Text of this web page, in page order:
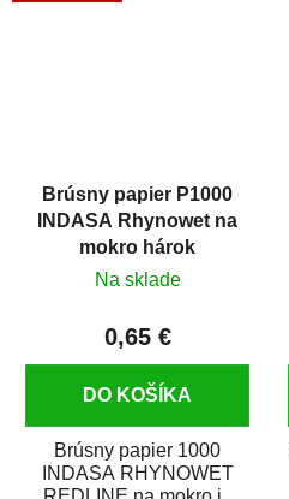
Brúsny papier P1000
INDASA Rhynowet na
mokro hárok
Na sklade
0,65 €
DO KOŠÍKA
Brúsny papier 1000
INDASA RHYNOWET